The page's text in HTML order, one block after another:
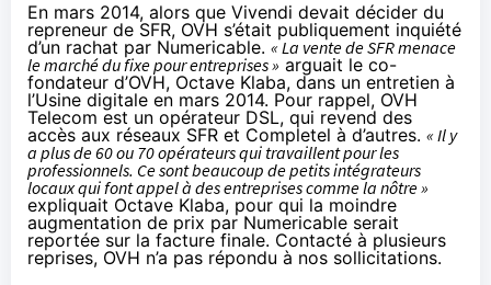
En mars 2014, alors que Vivendi devait décider du
repreneur de SFR, OVH s’était publiquement inquiété
d’un rachat par Numericable. « La vente deSFRmenace
le marché du fixe pour entreprises » arguait le co-
fondateur d’OVH, Octave Klaba, dans un entretien à
l’Usine digitale en mars 2014. Pour rappel, OVH
Telecom est un opérateur DSL, qui revend des
accès aux réseaux SFR et Completel à d’autres. « Il y
a plus de 60 ou 70 opérateurs qui travaillent pour les
professionnels. Ce sont beaucoup de petits intégrateurs
locaux qui font appel à des entreprises comme la nôtre »
expliquait Octave Klaba, pour qui la moindre
augmentation de prix par Numericable serait
reportée sur la facture finale. Contacté à plusieurs
reprises, OVH n’a pas répondu à nos sollicitations.